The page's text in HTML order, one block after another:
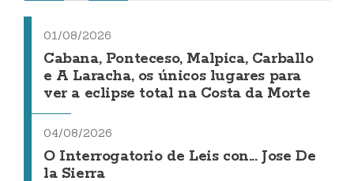
01/08/2026
Cabana, Ponteceso, Malpica, Carballo
e A Laracha, os únicos lugares para
ver a eclipse total na Costa da Morte
04/08/2026
O Interrogatorio de Leis con... Jose De
la Sierra